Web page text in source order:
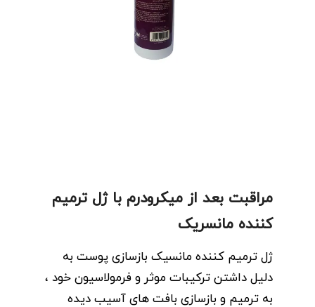
مراقبت بعد از میکرودرم با ژل ترمیم
کننده مانسریک
ژل ترمیم کننده مانسیک بازسازی پوست به
دلیل داشتن ترکیبات موثر و فرمولاسیون خود ،
به ترمیم و بازسازی بافت های آسیب دیده